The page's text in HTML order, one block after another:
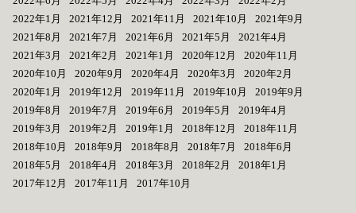
2022年1月
2021年12月 2021年11月 2021年10月
2021年9月
2021年8月
2021年7月 2021年6月 2021年5月
2021年4月
2021年3月
2021年2月 2021年1月 2020年12月
2020年11月
2020年10月
2020年9月 2020年4月 2020年3月
2020年2月
2020年1月
2019年12月 2019年11月 2019年10月
2019年9月
2019年8月
2019年7月 2019年6月 2019年5月
2019年4月
2019年3月
2019年2月 2019年1月 2018年12月
2018年11月
2018年10月
2018年9月 2018年8月 2018年7月
2018年6月
2018年5月
2018年4月 2018年3月 2018年2月
2018年1月
2017年12月
2017年11月 2017年10月